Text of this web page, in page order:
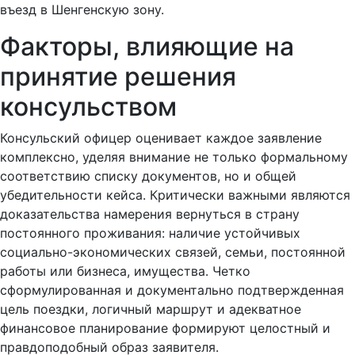
въезд в Шенгенскую зону.
Факторы, влияющие на
принятие решения
консульством
Консульский офицер оценивает каждое заявление
комплексно, уделяя внимание не только формальному
соответствию списку документов, но и общей
убедительности кейса. Критически важными являются
доказательства намерения вернуться в страну
постоянного проживания: наличие устойчивых
социально-экономических связей, семьи, постоянной
работы или бизнеса, имущества. Четко
сформулированная и документально подтвержденная
цель поездки, логичный маршрут и адекватное
финансовое планирование формируют целостный и
правдоподобный образ заявителя.